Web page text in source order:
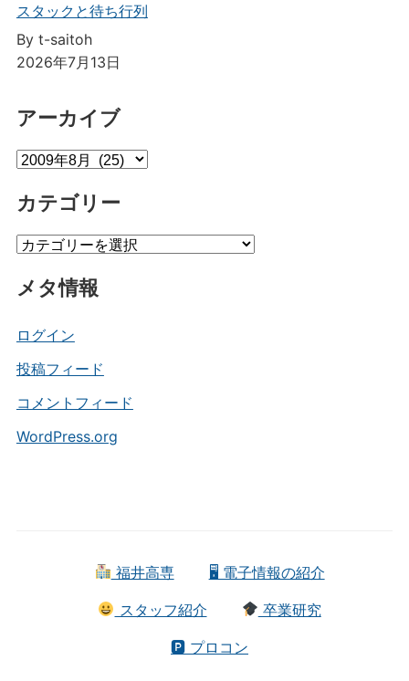
スタックと待ち行列
By t-saitoh
2026年7月13日
アーカイブ
ア
カ
ブ
カテゴリー
カ
ゴ
ー
メタ情報
ログイン
投稿フィード
コメントフィード
WordPress.org
福井高専 🖥 電子情報の紹介
スタッフ紹介 卒業研究
🅿 プロコン